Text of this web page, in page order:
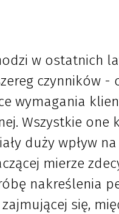
w ostatnich
czynników
wymagania
Wszystkie one
duży wpływ
mierze
nakreślenia
się,